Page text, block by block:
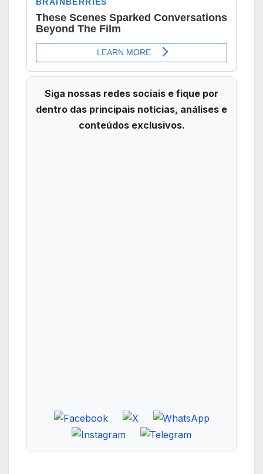
Siga nossas redes sociais e fique por
dentro das principais notícias, análises e
conteúdos exclusivos.